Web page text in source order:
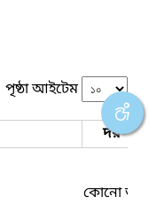
পৃষ্ঠা আইটেম
দরপত্র
কোনো তথ্য